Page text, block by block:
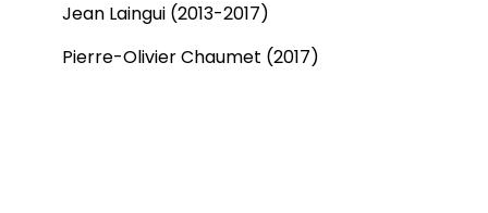
Jean Laingui (2013-2017)
Pierre-Olivier Chaumet (2017)